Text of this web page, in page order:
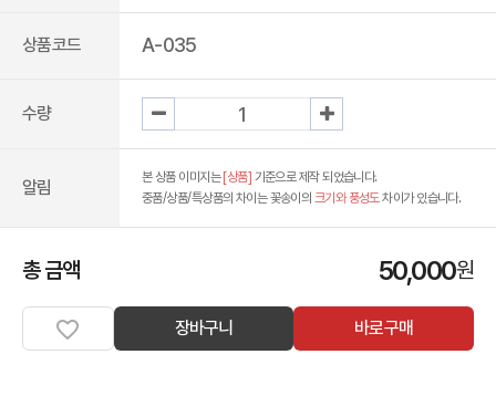
상품코드 A-035
수량
알림 본 상품 이미지는 [상품] 기준으로 제작 되었습니다.
중품/상품/특상품의 차이는 꽃송이의 크기와 풍성도차이가 있습니다.
총 금액 50,000원
장바구니 바로구매